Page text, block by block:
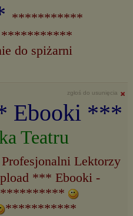
***********
***********
do spiżarni
zgłoś do usunięcia
Ebooki ***
Teatru
Lektorzy
*** Ebooki -
***********
***********